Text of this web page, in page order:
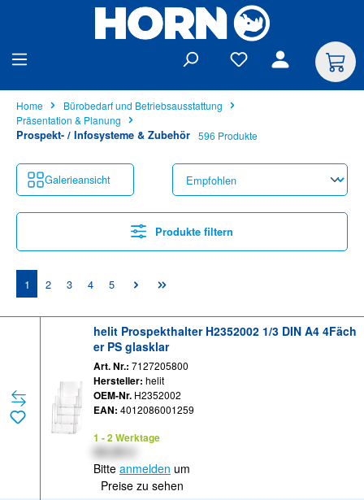
Home
Bürobedarf und Betriebsausstattung
Präsentation & Planung
Prospekt- / Infosysteme & Zubehör 596 Produkte
Galerieansicht
Produkte filtern
Seite
1 Seite
2 Seite
3 Seite
4 Seite
5
helit Prospekthalter H2352002 1/3 DIN A4 4Fäch
er PS glasklar
Art. Nr.: 7127205800
Hersteller: helit
OEM-Nr. H2352002
EAN: 4012086001259
1 - 2 Werktage
Bitte anmelden um
Preise zu sehen